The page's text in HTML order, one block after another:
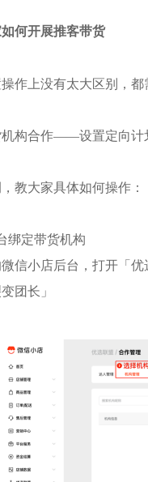
何开展推客带货
作上没有太大区别，都
构合作——设置定向计
教大家具体如何操作：
绑定带货机构
信小店后台，打开「优
团长」
子
播等方式，
案例
北店开展私域试点工
5w+